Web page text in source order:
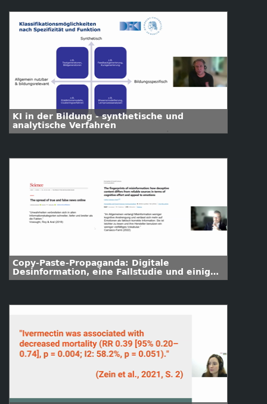
KI in der Bildung - synthetische und
analytische Verfahren
Copy-Paste-Propaganda: Digitale
Desinformation, eine Fallstudie und einige
Empfehlungen